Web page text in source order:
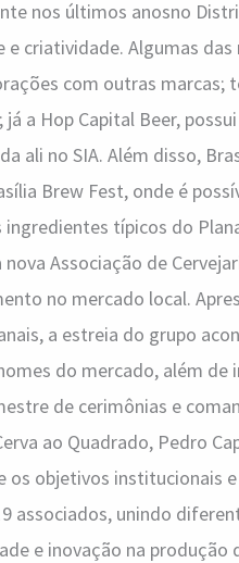
nos últimos anosno
criatividade. Algumas
com outras marcas;
a Hop Capital Beer,
ali no SIA. Além disso,
Brew Fest, onde é
típicos do
Associação de
no mercado local.
a estreia do grupo
do mercado, além de
de cerimônias e
ao Quadrado, Pedro
os objetivos institucionais
associados, unindo
e inovação na produção